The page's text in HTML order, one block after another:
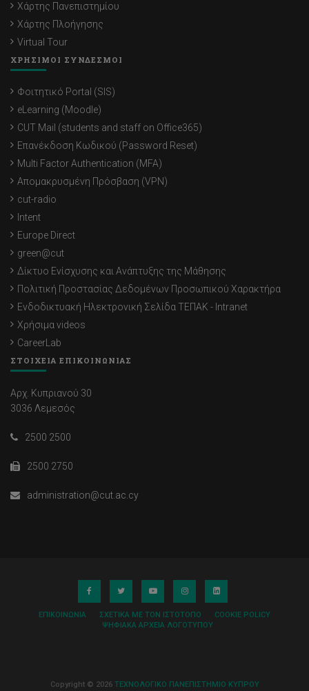
Χάρτης Πανεπιστημίου
Χάρτης Πλοήγησης
Virtual Tour
ΧΡΗΣΙΜΟΙ ΣΥΝΔΕΣΜΟΙ
Φοιτητικό Portal (SIS)
eLearning (Moodle)
CUT Mail (students and staff on Office365)
Επανέκδοση Κωδικού (Password Reset)
Multi Factor Authentication (MFA)
Απομακρυσμένη Πρόσβαση (VPN)
cut-radio
Intent
Europe Direct
green@cut
Δίκτυο Ενίσχυσης και Ανάπτυξης της Μάθησης
Πολιτική Προστασίας Δεδομένων Προσωπικού Χαρακτήρα
Ενδοδικτυακή Ηλεκτρονική Σελίδα ΤΕΠΑΚ - Intranet
Χρήσιμα videos
CareerLab
ΣΤΟΙΧΕΙΑ ΕΠΙΚΟΙΝΩΝΙΑΣ
Αρχ. Κυπριανού 30
3036 Λεμεσός
2500 2500
2500 2750
administration@cut.ac.cy
ΕΠΙΚΟΙΝΩΝΊΑ ΣΧΕΤΙΚΆ ΜΕ ΤΟΝ ΙΣΤΌΤΟΠΟ
COOKIE POLICY
ΨΗΦΙΑΚΆ ΑΡΧΕΊΑ ΛΟΓΌΤΥΠΟΥ
Copyright © 2026 ΤΕΧΝΟΛΟΓΙΚΟ ΠΑΝΕΠΙΣΤΗΜΙΟ ΚΥΠΡΟΥ